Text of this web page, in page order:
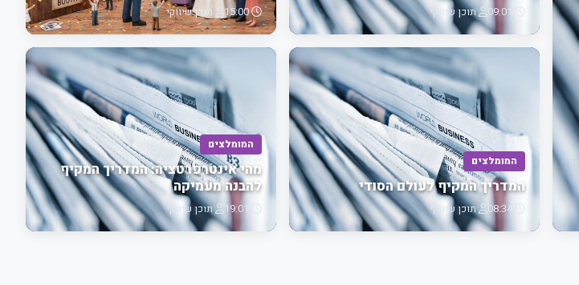
תוכן שיווקי 15:00 תוכן שיווקי
המומלצים
המדריך המקיף לעולם הסודי
תוכן שיווקי
המומלצים
מהי אינטרפרטציה: המדריך המקיף
להבנה מעמיקה
תוכן שיווקי